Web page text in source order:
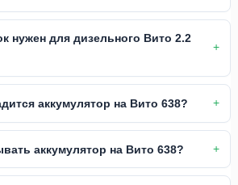
нужен для дизельного Вито 2.2
аккумулятор на Вито 638?
аккумулятор на Вито 638?